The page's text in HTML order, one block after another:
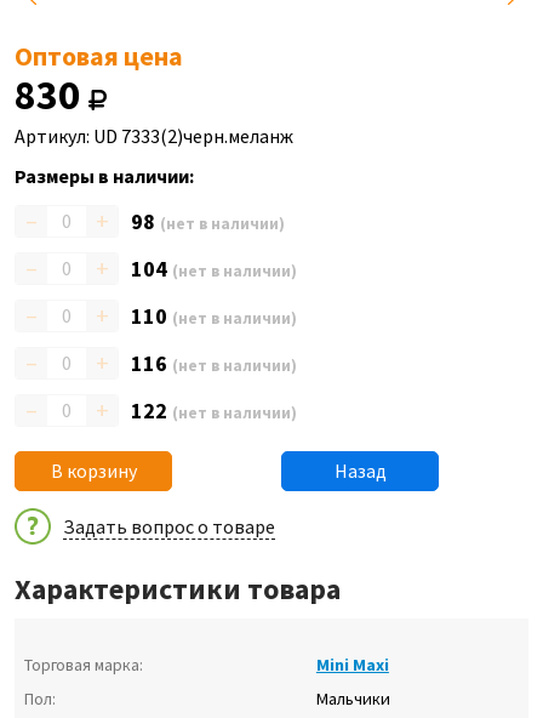
Оптовая цена
830
Артикул: UD 7333(2)черн.меланж
Размеры в наличии:
– + 98 (нет в наличии)
– + 104 (нет в наличии)
– + 110 (нет в наличии)
– + 116 (нет в наличии)
– + 122 (нет в наличии)
В корзину Назад
Задать вопрос о товаре
Характеристики товара
Торговая марка:
Mini Maxi
Пол:
Мальчики